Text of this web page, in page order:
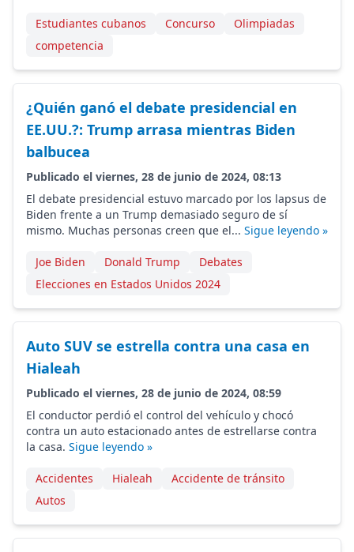
Estudiantes cubanos Concurso
Olimpiadas
competencia
¿Quién ganó el debate presidencial en
EE.UU.?: Trump arrasa mientras Biden
balbucea
Publicado el viernes, 28 de junio de 2024, 08:13
El debate presidencial estuvo marcado por los lapsus de
Biden frente a un Trump demasiado seguro de sí
mismo. Muchas personas creen que el... Sigue leyendo »
Joe Biden Donald Trump
Debates
Elecciones en Estados Unidos 2024
Auto SUV se estrella contra una casa en
Hialeah
Publicado el viernes, 28 de junio de 2024, 08:59
El conductor perdió el control del vehículo y chocó
contra un auto estacionado antes de estrellarse contra
la casa. Sigue leyendo »
Accidentes Hialeah
Accidente de tránsito
Autos